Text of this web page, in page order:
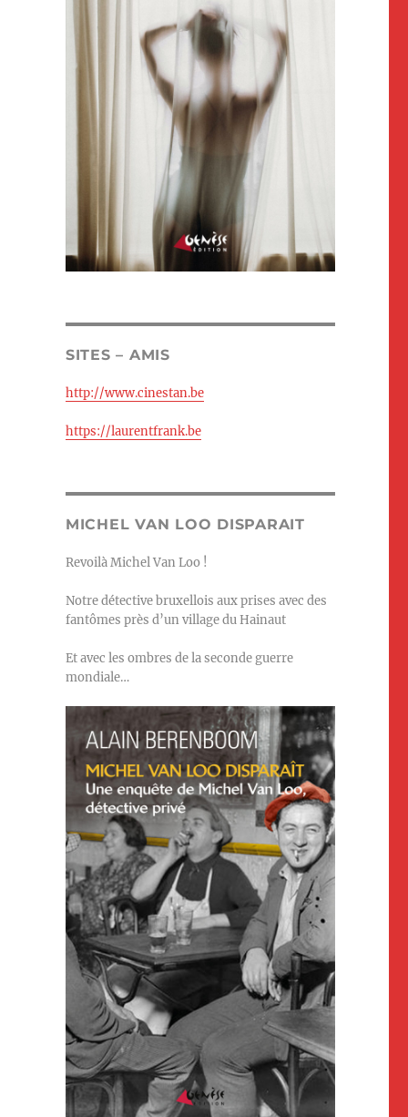
SITES – AMIS
http://www.cinestan.be
https://laurentfrank.be
MICHEL VAN LOO DISPARAIT
Revoilà Michel Van Loo !
Notre détective bruxellois aux prises avec des
fantômes près d’un village du Hainaut
Et avec les ombres de la seconde guerre
mondiale…